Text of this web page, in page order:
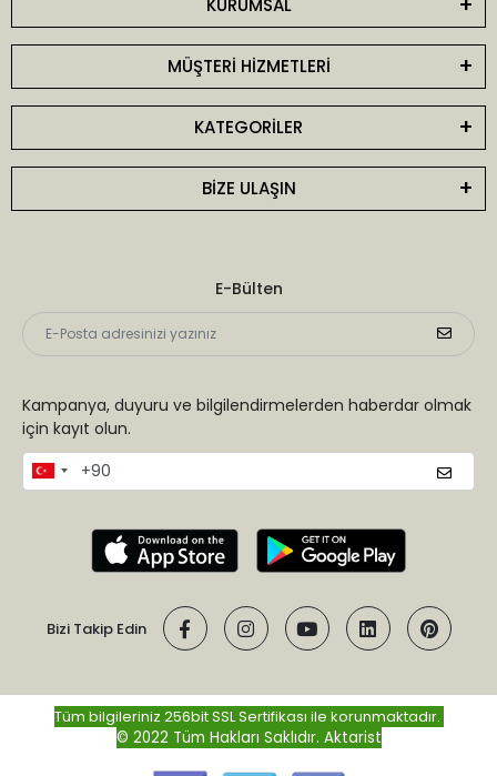
MÜŞTERİ HİZMETLERİ
KATEGORİLER
BİZE ULAŞIN
E-Bülten
Kampanya, duyuru ve bilgilendirmelerden haberdar olmak
için kayıt olun.
Bizi Takip Edin
Tüm bilgileriniz 256bit SSL Sertifikası ile korunmaktadır.
© 2022 Tüm Hakları Saklıdır. Aktarist